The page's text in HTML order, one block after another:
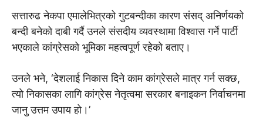
सत्तारुढ नेकपा एमालेभित्रको गुटबन्दीका कारण संसद् अनिर्णयको
बन्दी बनेको दाबी गर्दै उनले संसदीय व्यवस्थामा विश्वास गर्ने पार्टी
भएकाले कांग्रेसको भूमिका महत्वपूर्ण रहेको बताए।
उनले भने, ‘देशलाई निकास दिने काम कांग्रेसले मात्र गर्न सक्छ,
त्यो निकासका लागि कांग्रेस नेतृत्वमा सरकार बनाइकन निर्वाचनमा
जानु उत्तम उपाय हो।’